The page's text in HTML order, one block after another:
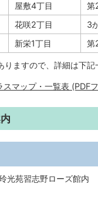
屋敷4丁目 第
花咲2丁目 3
新栄1丁目 第
ますので、詳細は下記
スマップ・一覧表 (PDF
光苑習志野ローズ館内